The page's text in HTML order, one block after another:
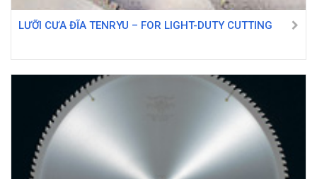
LƯỠI CƯA ĐĨA TENRYU – FOR LIGHT-DUTY CUTTING